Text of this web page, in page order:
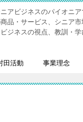
アビジネスのパイオニ
品・サービス、シニア
ジネスの視点、教訓・
田活動 事業理念